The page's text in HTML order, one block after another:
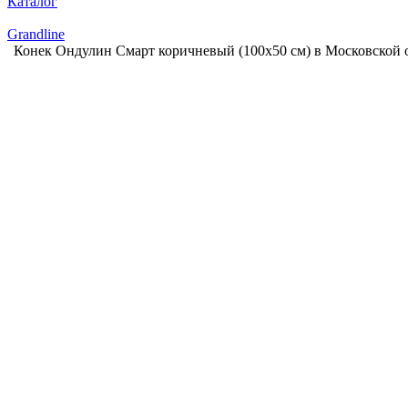
Grandline
Конек Ондулин Смарт коричневый (100х50 см) в Московской